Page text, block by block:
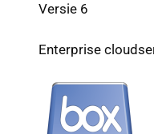
Versie 6
Enterprise